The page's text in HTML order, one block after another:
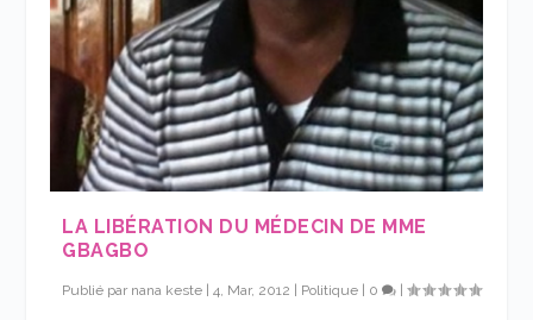
LA LIBÉRATION DU MÉDECIN DE MME
GBAGBO
Publié par nana keste |4, Mar, 2012 Politique 0 |